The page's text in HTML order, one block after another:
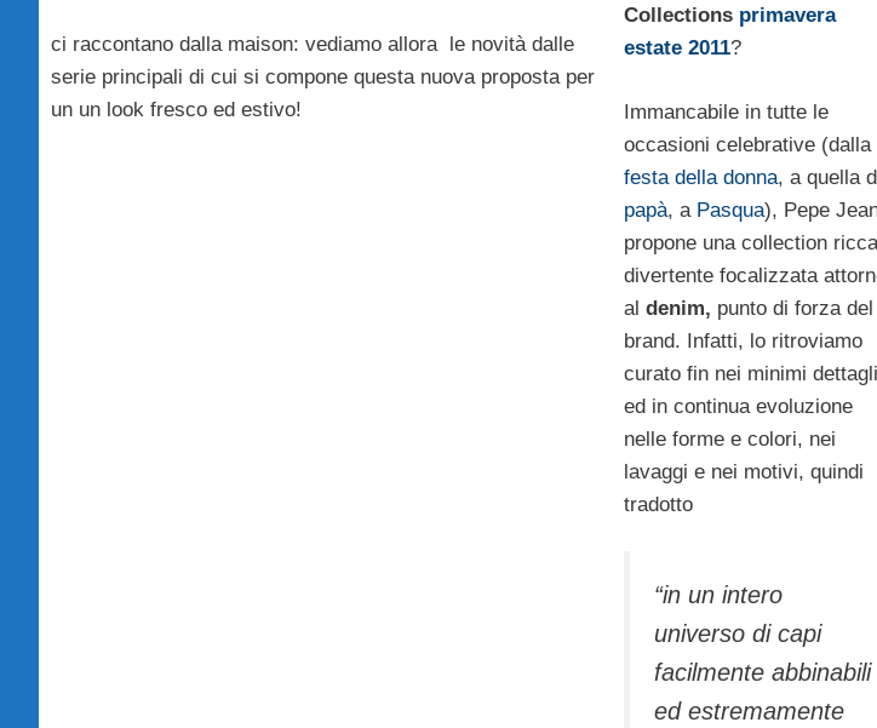
ci raccontano dalla maison: vediamo allora le novità dalle
serie principali di cui si compone questa nuova proposta per
un un look fresco ed estivo!
Collections primavera
estate 2011?
Immancabile in tutte le
occasioni celebrative (dalla
festa della donna, a quella
papà, a Pasqua), Pepe
propone una collection
divertente focalizzata
al denim, punto di forza del
brand. Infatti, lo ritroviamo
curato fin nei minimi dettagli
ed in continua evoluzione
nelle forme e colori, nei
lavaggi e nei motivi, quindi
tradotto
“in un intero
universo di capi
facilmente abbinabili
ed estremamente